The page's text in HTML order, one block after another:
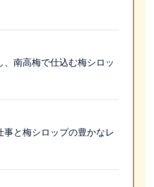
南高梅で仕込む梅シロッ
と梅シロップの豊かなレ